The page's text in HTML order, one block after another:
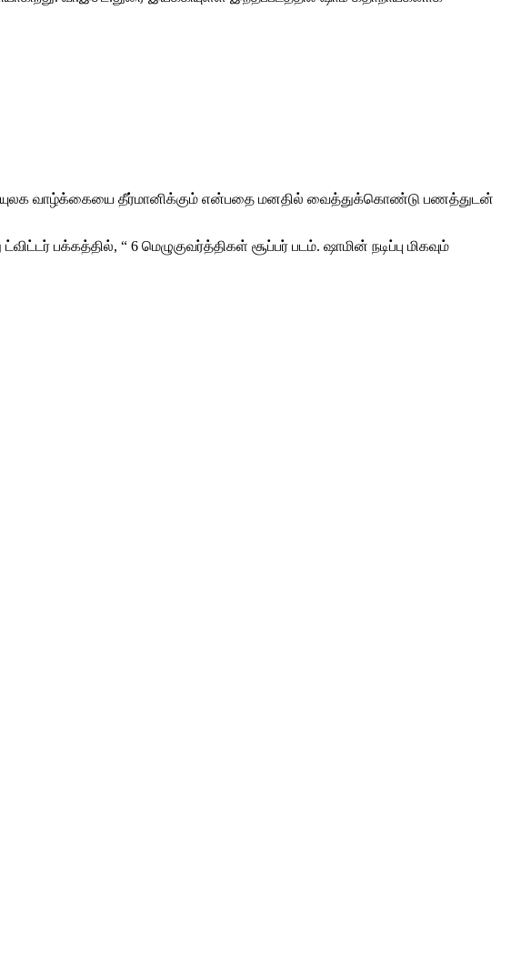
வாழ்க்கையை தீர்மானிக்கும் என்பதை மனதில் வைத்துக்கொண்டு பணத்துடன்
பக்கத்தில், “ 6 மெழுகுவர்த்திகள் சூப்பர் படம். ஷாமின் நடிப்பு மிகவும்